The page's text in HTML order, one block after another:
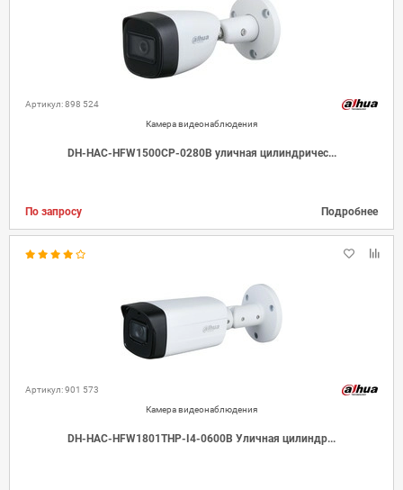
Артикул: 898 524
Камера видеонаблюдения
DH-HAC-HFW1500CP-0280B уличная цилиндричес...
По запросу Подробнее
Артикул: 901 573
Камера видеонаблюдения
DH-HAC-HFW1801THP-I4-0600B Уличная цилиндр...